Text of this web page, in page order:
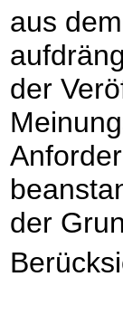
aus
der
der